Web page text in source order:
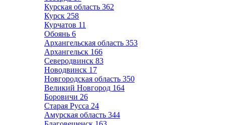
Курская область 362
Курск 258
Курчатов 11
Обоянь 6
Архангельская область 353
Архангельск 166
Северодвинск 83
Новодвинск 17
Новгородская область 350
Великий Новгород 164
Боровичи 26
Старая Русса 24
Амурская область 344